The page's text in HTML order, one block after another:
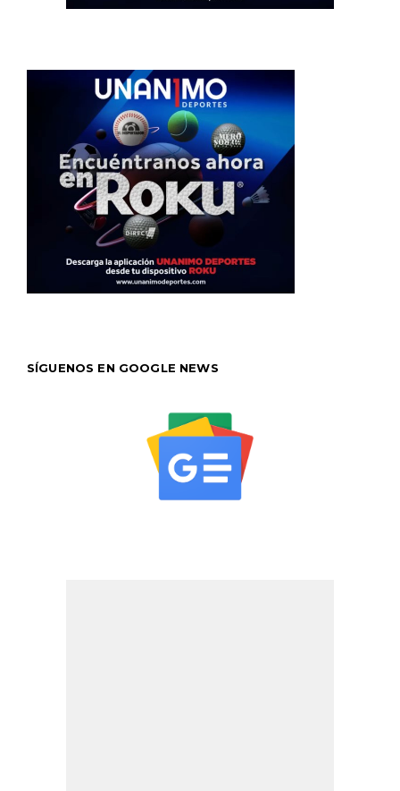
SÍGUENOS EN GOOGLE NEWS